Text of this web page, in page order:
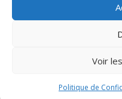
Voir
Politique de